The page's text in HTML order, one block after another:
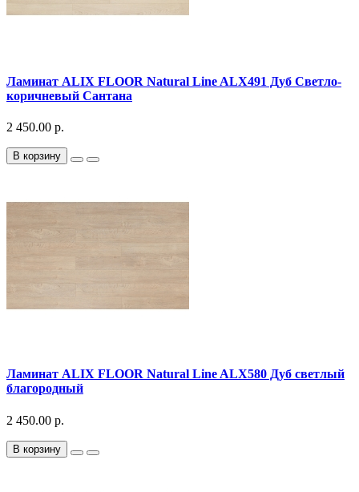
Ламинат ALIX FLOOR Natural Line ALX491 Дуб Светло-
коричневый Сантана
2 450.00 р.
В корзину
Ламинат ALIX FLOOR Natural Line ALX580 Дуб светлый
благородный
2 450.00 р.
В корзину